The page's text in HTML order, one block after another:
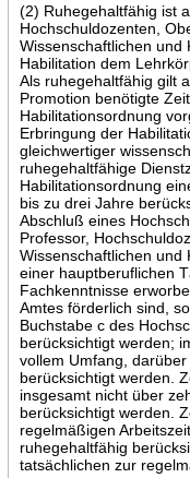
(2) Ruhegehaltfähig ist
Hochschuldozenten,
Wissenschaftlichen und
Habilitation dem
Als ruhegehaltfähig gilt
Promotion benötigte
Habilitationsordnung
Erbringung der
gleichwertiger
ruhegehaltfähige
Habilitationsordnung
bis zu drei Jahre
Abschluß eines
Professor,
Wissenschaftlichen und
einer hauptberuflichen
Fachkenntnisse
Amtes förderlich sind,
Buchstabe c des
berücksichtigt werden;
vollem Umfang,
berücksichtigt werden.
insgesamt nicht über
berücksichtigt werden.
regelmäßigen
ruhegehaltfähig
tatsächlichen zur